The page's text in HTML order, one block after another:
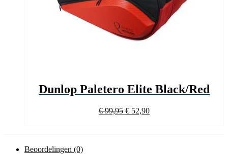
Dunlop Paletero Elite Black/Red
€99,95 Oorspronkelijke
€ 52,90Huidige
Beoordelingen (0)